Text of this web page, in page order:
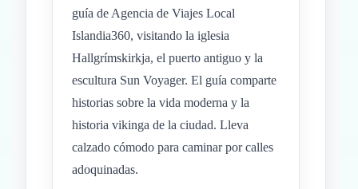
guía de Agencia de Viajes Local
Islandia360, visitando la iglesia
Hallgrímskirkja, el puerto antiguo y la
escultura Sun Voyager. El guía comparte
historias sobre la vida moderna y la
historia vikinga de la ciudad. Lleva
calzado cómodo para caminar por calles
adoquinadas.